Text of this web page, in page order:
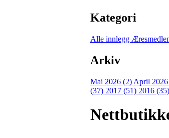
Kategori
Alle innlegg
Arkiv
Mai 2026 (2) April
(37) 2017 (51) 2016 (35)